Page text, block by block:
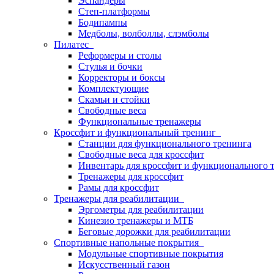
Степ-платформы
Бодипампы
Медболы, волболлы, слэмболы
Пилатес
Реформеры и столы
Стулья и бочки
Корректоры и боксы
Комплектующие
Скамьи и стойки
Свободные веса
Функциональные тренажеры
Кроссфит и функциональный тренинг
Станции для функционального тренинга
Свободные веса для кроссфит
Инвентарь для кроссфит и функционального
Тренажеры для кроссфит
Рамы для кроссфит
Тренажеры для реабилитации
Эргометры для реабилитации
Кинезио тренажеры и МТБ
Беговые дорожки для реабилитации
Спортивные напольные покрытия
Модульные спортивные покрытия
Искусственный газон